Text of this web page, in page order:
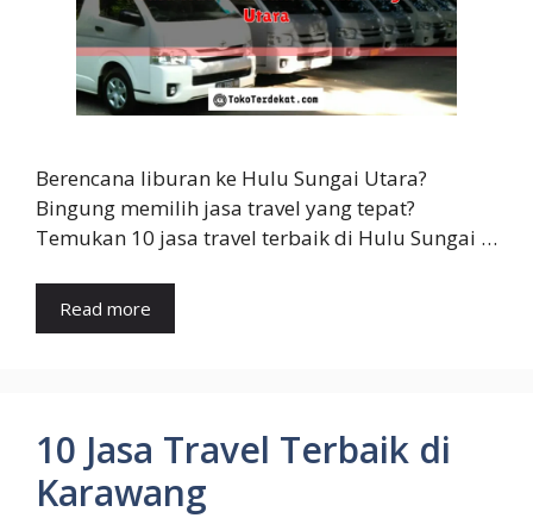
Berencana liburan ke Hulu Sungai Utara?
Bingung memilih jasa travel yang tepat?
Temukan 10 jasa travel terbaik di Hulu Sungai …
Read more
10 Jasa Travel Terbaik di
Karawang